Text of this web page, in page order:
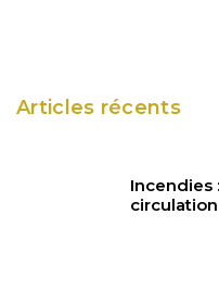
Articles récents
Incendies
circulation